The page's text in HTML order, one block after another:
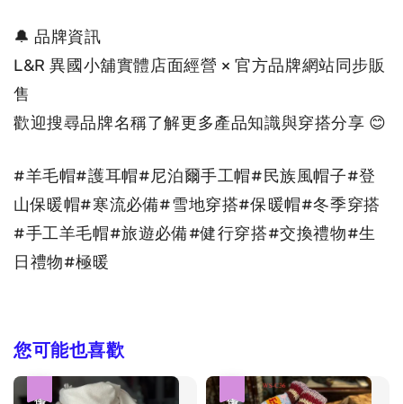
🔔 品牌資訊
L&R 異國小舖實體店面經營 × 官方品牌網站同步販
售
歡迎搜尋品牌名稱了解更多產品知識與穿搭分享 😊
#羊毛帽#護耳帽#尼泊爾手工帽#民族風帽子#登
山保暖帽#寒流必備#雪地穿搭#保暖帽#冬季穿搭
#手工羊毛帽#旅遊必備#健行穿搭#交換禮物#生
日禮物#極暖
您可能也喜歡